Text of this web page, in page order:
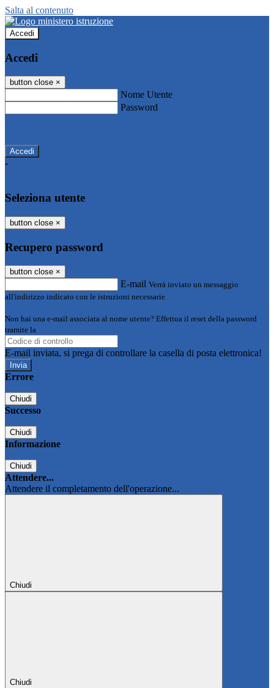
Salta al contenuto
Accedi
Accedi
button close ×
Nome Utente
Password
-
Seleziona utente
button close ×
Recupero password
button close ×
E-mail Verrà inviato un messaggio
all'indirizzo indicato con le istruzioni necessarie.
Non hai una e-mail associata al nome utente? Effettua il reset della password
tramite la
E-mail inviata, si prega di controllare la casella di posta elettronica!
Errore
Chiudi
Successo
Chiudi
Informazione
Chiudi
Attendere...
Attendere il completamento dell'operazione...
Chiudi
Chiudi